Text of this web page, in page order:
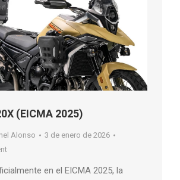
(EICMA 2025)
Alonso
3 de enero de 2026
en el EICMA 2025, la